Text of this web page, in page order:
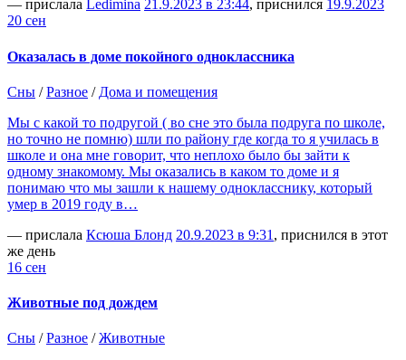
— прислала Ledimina 21.9.2023 в 23:44, приснился 19.9.2023
20 сен
Оказалась в доме покойного одноклассника
Сны /Разное / Дома и помещения
Мы с какой то подругой ( во сне это была подруга по школе,
но точно не помню) шли по району где когда то я училась в
школе и она мне говорит, что неплохо было бы зайти к
одному знакомому. Мы оказались в каком то доме и я
понимаю что мы зашли к нашему однокласснику, который
умер в 2019 году в…
— прислала Ксюша Блонд 20.9.2023 в 9:31 , приснился в этот
же день
16 сен
Животные под дождем
Сны /Разное /Животные